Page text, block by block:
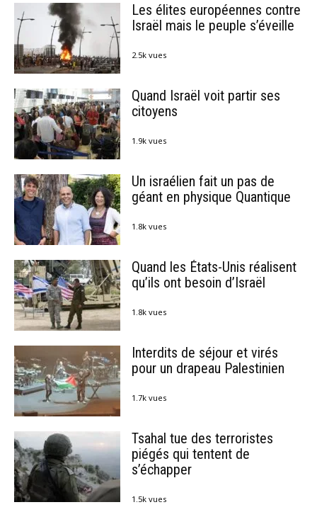
Les élites européennes contre
Israël mais le peuple s’éveille
2.5k vues
Quand Israël voit partir ses
citoyens
1.9k vues
Un israélien fait un pas de
géant en physique Quantique
1.8k vues
Quand les États-Unis réalisent
qu’ils ont besoin d’Israël
1.8k vues
Interdits de séjour et virés
pour un drapeau Palestinien
1.7k vues
Tsahal tue des terroristes
piégés qui tentent de
s’échapper
1.5k vues